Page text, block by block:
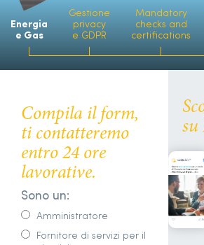
Energia
e Gas
Gestione
privacy
e GDPR
Mandatory
checks and
certifications
Compila il form,
ti contatteremo
entro 24 ore
lavorative.
Sono un:
Amministratore
Fornitore di servizi per il
su